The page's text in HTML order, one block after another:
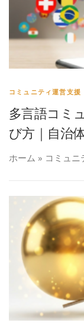
コミュニティ運営支援
多言語コミ
び方｜自治
ホーム » コミュ